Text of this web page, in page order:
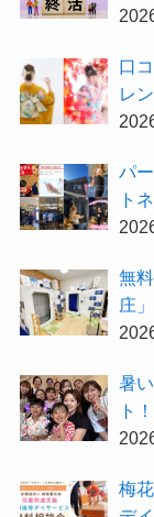
身
⼝
レ
ス
パ
ト
大
無
庄
「
暑
ト
ら
梅